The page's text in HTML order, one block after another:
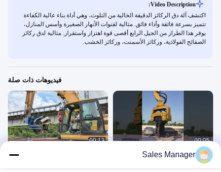
Video Description:
اكتشف آلة دق الركائز الدقيقة الخالية من التلوث، وهي أداة بناء عالية الكفاءة
تتميز بسرعة فائقة وأداء فائق. مثالية لقنوات الأنهار الصغيرة وأسس المنازل،
يوفر هذا الطراز من الجيل الرابع أقصى قوة اهتزاز واستقرار. مثالية لدق ركائز
الصفائح الفولاذية، وركائز الأسمنت، وركائز الخشب.
فيديوهات ذات صلة
00:05
360 درجة تدور 30-33 طن محرك كومة
00:13
سائق كومة قبضة جانبية
Sales Manager